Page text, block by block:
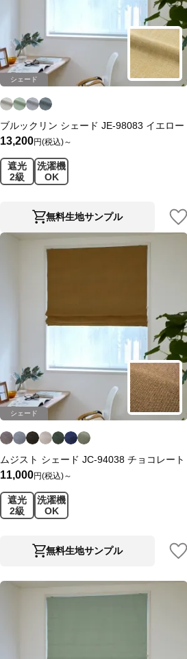
シェード
ブルックリン シェード JE-98083 イエロー
13,200円(税込)～
遮光
2級
洗濯機
OK
無料生地サンプル
シェード
ムジスト シェード JC-94038 チョコレート
11,000円(税込)～
遮光
2級
洗濯機
OK
無料生地サンプル